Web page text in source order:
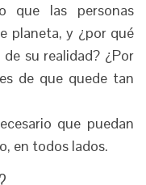
que las personas
planeta, y ¿por qué
su realidad? ¿Por
de que quede tan
que puedan
en todos lados.